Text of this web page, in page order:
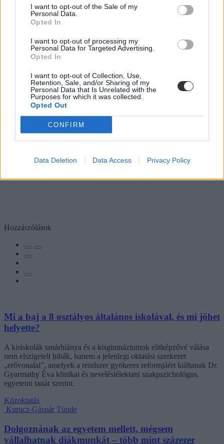
I want to opt-out of the Sale of my
Personal Data.
Opted In
I want to opt-out of processing my
Personal Data for Targeted Advertising.
Opted In
I want to opt-out of Collection, Use,
Retention, Sale, and/or Sharing of my
Personal Data that Is Unrelated with the
Purposes for which it was collected.
Opted Out
CONFIRM
Data Deletion Data Access Privacy Policy
Hozzászólások
Mi a baj a 8 osztályos általános iskolával, és mi jöhet
helyette?
A kisiskolák tanárhiánya és a kisgimnáziumok elitképzővé válása
nem elszigetelt hibák, hanem a jelenlegi oktatási szerkezet
„erővonalai”, amelyek a rendszer gyökeres reformjáért kiáltanak Dr.
Gyarmathy Éva klinikai és neveléslélektani szakpszichológus,
egyetemi tanár szerint.
Közoktatás
Kurucz-Gáspár Tünde
Dolgoznának az egyetem mellett, mégsem
vállalhatnak diákmunkát – több mint százezer